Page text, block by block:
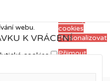
pro vás
Proto si
webu.
cookies
Personalizovat
cookies
Přijmout
cookies
K VRÁCENÍ